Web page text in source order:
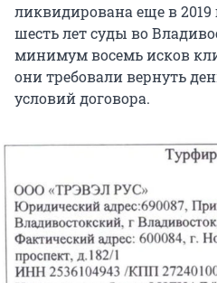
ликвидирована еще в 2019
шесть лет суды во
минимум восемь исков
они требовали вернуть
условий договора.